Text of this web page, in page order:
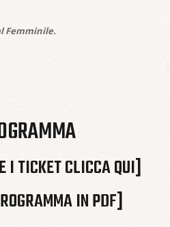
Femminile.
I TICKET CLICCA QUI]
IN PDF]